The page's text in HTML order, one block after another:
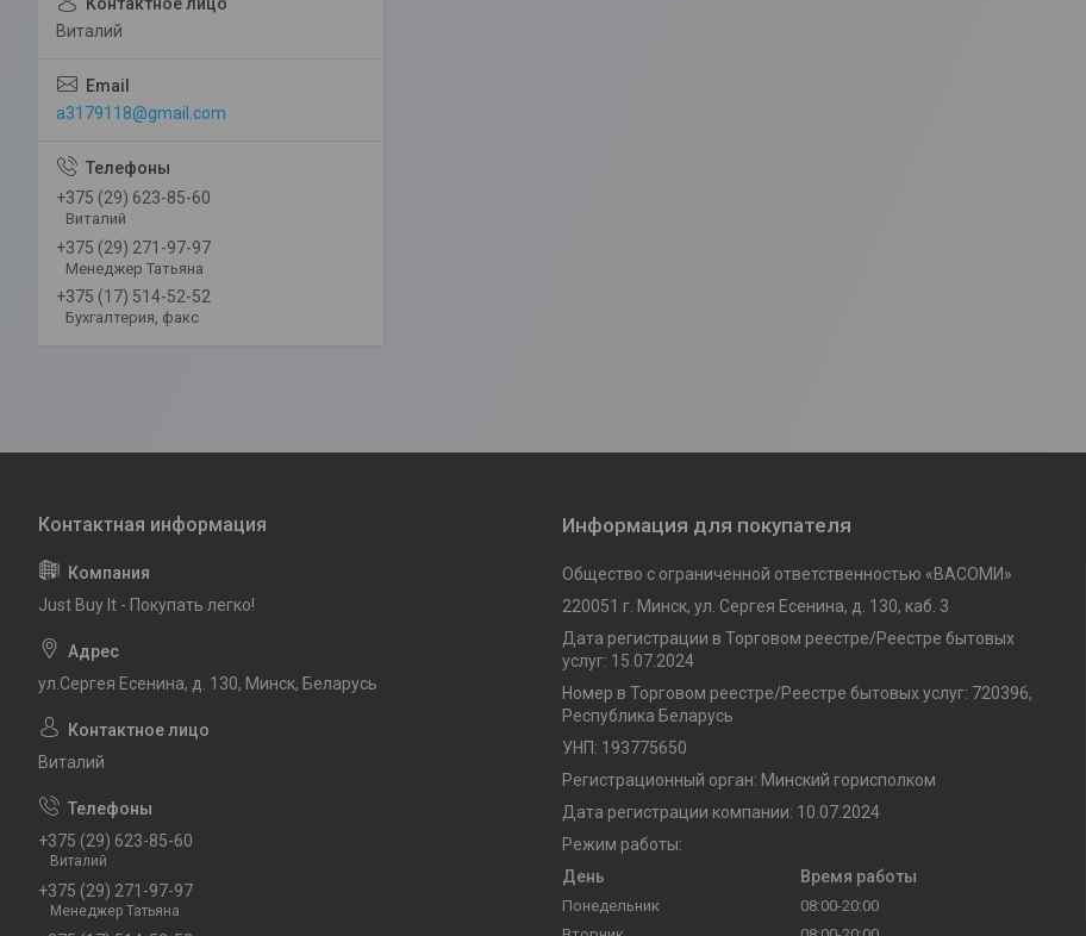
Виталий
a3179118@gmail.com
+375 (29) 623-85-60
Виталий
+375 (29) 271-97-97
Менеджер Татьяна
+375 (17) 514-52-52
Бухгалтерия, факс
Just Buy It - Покупать легко!
ул.Сергея Есенина, д. 130, Минск, Беларусь
Виталий
+375 (29) 623-85-60
Виталий
+375 (29) 271-97-97
Менеджер Татьяна
Информация для покупателя
Общество с ограниченной ответственностью «ВАСОМИ»
220051 г. Минск, ул. Сергея Есенина, д. 130, каб. 3
Дата регистрации в Торговом реестре/Реестре бытовых
услуг: 15.07.2024
Номер в Торговом реестре/Реестре бытовых услуг: 720396,
Республика Беларусь
УНП: 193775650
Регистрационный орган: Минский горисполком
Дата регистрации компании: 10.07.2024
Режим работы:
День
Время работы
Понедельник
08:00-20:00